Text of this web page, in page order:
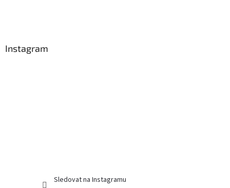
Instagram
Sledovat na Instagramu